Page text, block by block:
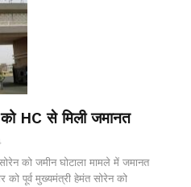
HC से मिली जमानत
को जमीन घोटाला मामले में जमानत
को पूर्व मुख्यमंत्री हेमंत सोरेन को